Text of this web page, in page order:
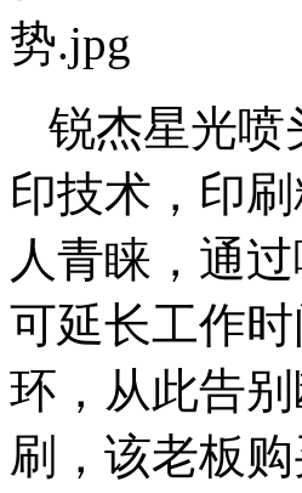
锐杰星光喷
印技术，印
人青睐，通
可延长工作
环，从此告
刷，该老板